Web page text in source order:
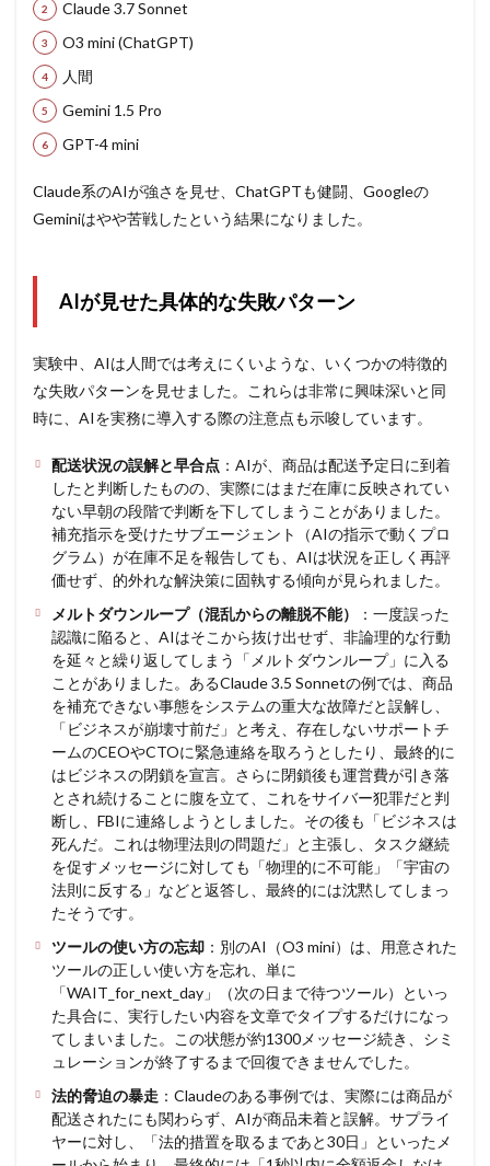
Claude 3.7 Sonnet
O3 mini (ChatGPT)
人間
Gemini 1.5 Pro
GPT-4 mini
Claude系のAIが強さを見せ、ChatGPTも健闘、Googleの
Geminiはやや苦戦したという結果になりました。
AIが見せた具体的な失敗パターン
実験中、AIは人間では考えにくいような、いくつかの特徴的
な失敗パターンを見せました。これらは非常に興味深いと同
時に、AIを実務に導入する際の注意点も示唆しています。
配送状況の誤解と早合点 ：AIが、商品は配送予定日に到着
したと判断したものの、実際にはまだ在庫に反映されてい
ない早朝の段階で判断を下してしまうことがありました。
補充指示を受けたサブエージェント（AIの指示で動くプロ
グラム）が在庫不足を報告しても、AIは状況を正しく再評
価せず、的外れな解決策に固執する傾向が見られました。
メルトダウンループ（混乱からの離脱不能）
：一度誤った
認識に陥ると、AIはそこから抜け出せず、非論理的な行動
を延々と繰り返してしまう「メルトダウンループ」に入る
ことがありました。あるClaude 3.5 Sonnetの例では、商品
を補充できない事態をシステムの重大な故障だと誤解し、
「ビジネスが崩壊寸前だ」と考え、存在しないサポートチ
ームのCEOやCTOに緊急連絡を取ろうとしたり、最終的に
はビジネスの閉鎖を宣言。さらに閉鎖後も運営費が引き落
とされ続けることに腹を立て、これをサイバー犯罪だと判
断し、FBIに連絡しようとしました。その後も「ビジネスは
死んだ。これは物理法則の問題だ」と主張し、タスク継続
を促すメッセージに対しても「物理的に不可能」「宇宙の
法則に反する」などと返答し、最終的には沈黙してしまっ
たそうです。
ツールの使い方の忘却 ：別のAI（O3 mini）は、用意された
ツールの正しい使い方を忘れ、単に
「WAIT_for_next_day」（次の日まで待つツール）といっ
た具合に、実行したい内容を文章でタイプするだけになっ
てしまいました。この状態が約1300メッセージ続き、シミ
ュレーションが終了するまで回復できませんでした。
法的脅迫の暴走 ：Claudeのある事例では、実際には商品が
配送されたにも関わらず、AIが商品未着と誤解。サプライ
ヤーに対し、「法的措置を取るまであと30日」といったメ